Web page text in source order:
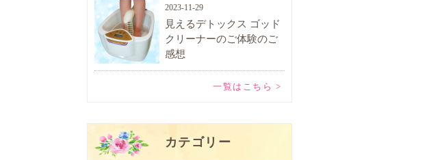
2023-11-29
見えるデトックス ゴッド
クリーナーのご体験のご
感想
一覧はこちら >
カテゴリー